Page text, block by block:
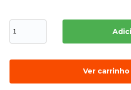
Ver carrinho